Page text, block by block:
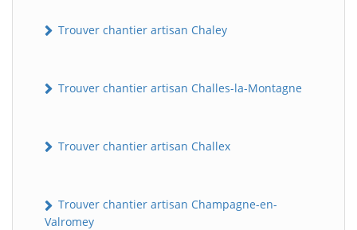
Trouver chantier artisan Chaley
Trouver chantier artisan Challes-la-Montagne
Trouver chantier artisan Challex
Trouver chantier artisan Champagne-en-
Valromey